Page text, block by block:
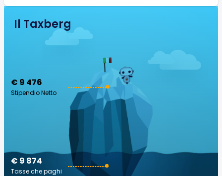
Il Taxberg
€ 9 476
Stipendio Netto
€ 9 874
Tasse che paghi